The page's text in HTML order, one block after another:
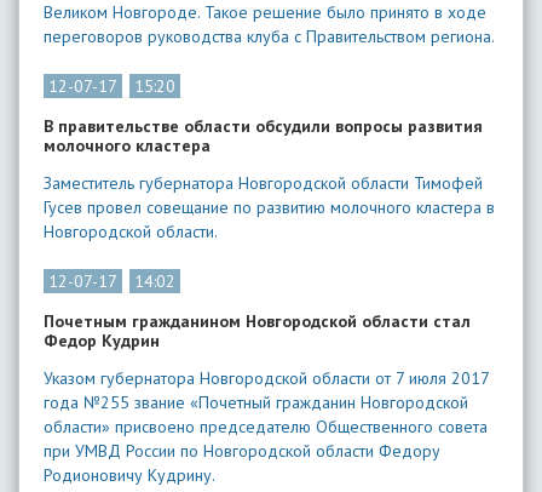
Великом Новгороде. Такое решение было принято в ходе
переговоров руководства клуба с Правительством региона.
12-07-17
15:20
В правительстве области обсудили вопросы развития
молочного кластера
Заместитель губернатора Новгородской области Тимофей
Гусев провел совещание по развитию молочного кластера в
Новгородской области.
12-07-17
14:02
Почетным гражданином Новгородской области стал
Федор Кудрин
Указом губернатора Новгородской области от 7 июля 2017
года №255 звание «Почетный гражданин Новгородской
области» присвоено председателю Общественного совета
при УМВД России по Новгородской области Федору
Родионовичу Кудрину.